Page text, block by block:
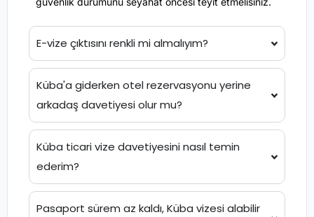
E-vize çıktısını renkli mi almalıyım?
Küba'a giderken otel rezervasyonu yerine
arkadaş davetiyesi olur mu?
Küba ticari vize davetiyesini nasıl temin
ederim?
Pasaport sürem az kaldı, Küba vizesi alabilir